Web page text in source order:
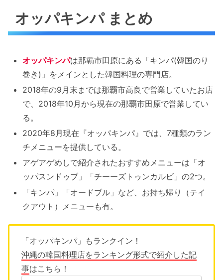
オッパキンパ まとめ
オッパキンパは那覇市田原にある「キンパ(韓国のり
巻き)」をメインとした韓国料理の専門店。
2018年の9月末までは那覇市高良で営業していたお店
で、2018年10月から現在の那覇市田原で営業してい
る。
2020年8月現在『オッパキンパ』では、7種類のラン
チメニューを提供している。
アゲアゲめしで紹介されたおすすめメニューは「オ
ッパスンドゥブ」「チーーズトゥンカルビ」の2つ。
「キンパ」「オードブル」など、お持ち帰り（テイ
クアウト）メニューも有。
「オッパキンパ」もランクイン！
沖縄の韓国料理店をランキング形式で紹介した記
事はこちら！